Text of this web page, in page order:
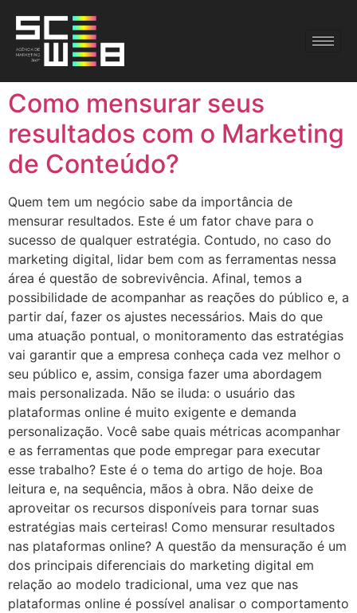
Como mensurar seus
resultados com o Marketing
de Conteúdo?
Quem tem um negócio sabe da importância de
mensurar resultados. Este é um fator chave para o
sucesso de qualquer estratégia. Contudo, no caso do
marketing digital, lidar bem com as ferramentas nessa
área é questão de sobrevivência. Afinal, temos a
possibilidade de acompanhar as reações do público e, a
partir daí, fazer os ajustes necessários. Mais do que
uma atuação pontual, o monitoramento das estratégias
vai garantir que a empresa conheça cada vez melhor o
seu público e, assim, consiga fazer uma abordagem
mais personalizada. Não se iluda: o usuário das
plataformas online é muito exigente e demanda
personalização. Você sabe quais métricas acompanhar
e as ferramentas que pode empregar para executar
esse trabalho? Este é o tema do artigo de hoje. Boa
leitura e, na sequência, mãos à obra. Não deixe de
aproveitar os recursos disponíveis para tornar suas
estratégias mais certeiras! Como mensurar resultados
nas plataformas online? A questão da mensuração é um
dos principais diferenciais do marketing digital em
relação ao modelo tradicional, uma vez que nas
plataformas online é possível analisar o comportamento